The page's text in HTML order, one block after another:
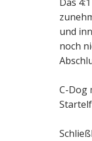
und
noch
C-Dog